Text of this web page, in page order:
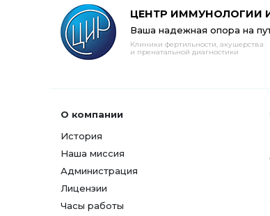
ЦЕНТР ИММУНОЛОГИИ
Ваша надежная опора на
Клиники фертильности, акушерства
и пренатальной диагностики
О компании
История
Наша миссия
Администрация
Лицензии
Часы работы